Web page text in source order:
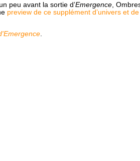
peu avant la sortie d’Emergence,
preview de ce supplément d’univers et de
.